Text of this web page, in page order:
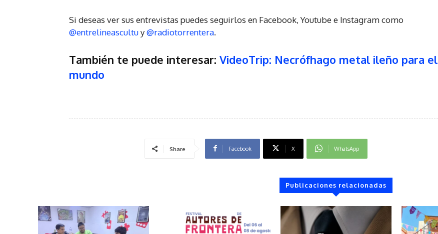
Si deseas ver sus entrevistas puedes seguirlos en Facebook, Youtube e Instagram como
@entrelineascultuy@radiotorrentera.
También te puede interesar: VideoTrip: Necrófhago metal ileño para el
mundo
Share Facebook X WhatsApp
Publicaciones relacionadas